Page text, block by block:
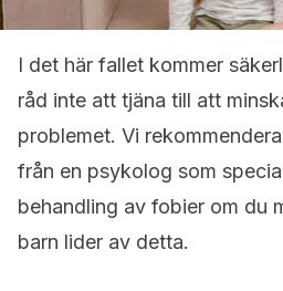
I det här fallet kommer
råd inte att tjäna till att
problemet. Vi
från en psykolog som
behandling av fobier om du
barn lider av detta.